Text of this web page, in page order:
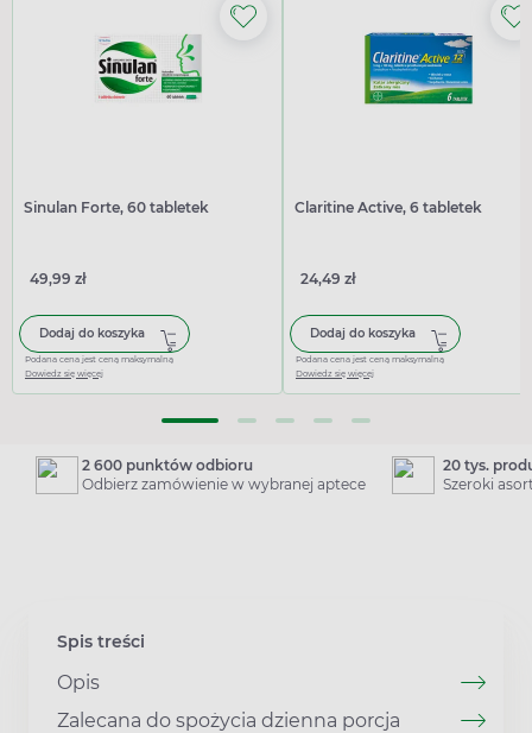
Sinulan Forte, 60 tabletek
49,99 zł
Dodaj do koszyka
Podana cena jest ceną maksymalną
Dowiedz się więcej
Claritine Active, 6 tabletek
24,49 zł
Dodaj do koszyka
Podana cena jest ceną maksymalną
Dowiedz się więcej
2 600 punktów odbioru
Odbierz zamówienie w wybranej aptece
20 tys.
Szeroki
Spis treści
Opis
Zalecana do spożycia dzienna porcja